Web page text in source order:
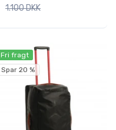
1.100 DKK
Fri fragt
Spar 20 %